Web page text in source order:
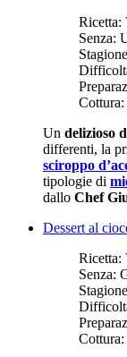
Ricetta:
Senza:
Cottura:
Un delizioso
differenti, la
sciroppo
tipologie di
dallo Chef
Dessert al
Ricetta:
Senza:
Cottura: